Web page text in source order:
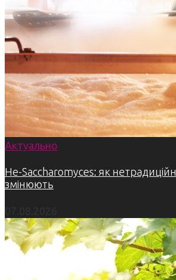
Актуально
Не-Saccharomyces: як
змінюють